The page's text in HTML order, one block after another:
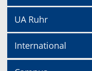
UA Ruhr
International